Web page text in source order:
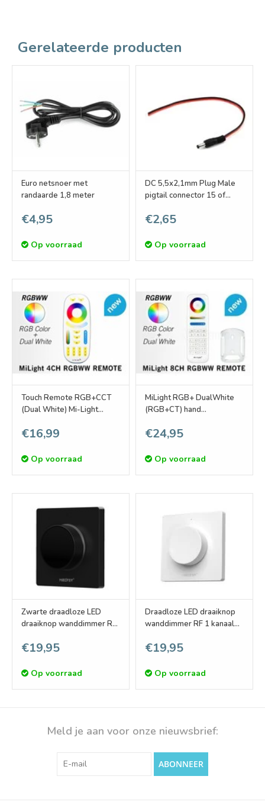
Gerelateerde producten
Euro netsnoer met
randaarde 1,8 meter
€4,95
Op voorraad
DC 5,5x2,1mm Plug Male
pigtail connector 15 of
€2,65
Op voorraad
Touch Remote RGB+CCT
(Dual White) Mi-Light
€16,99
Op voorraad
MiLight RGB+ DualWhite
(RGB+CT) hand
zones, RF, 2xAAA
€24,95
Op voorraad
Zwarte draadloze LED
draaiknop wanddimmer RF
(triac) dimmer module en
€19,95
Op voorraad
Draadloze LED draaiknop
wanddimmer RF 1 kanaal
dimmer module en LED
€19,95
Op voorraad
Meld je aan voor onze nieuwsbrief:
ABONNEER